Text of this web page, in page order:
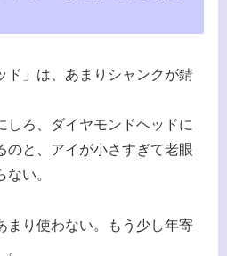
ド」は、あまりシャンクが錆
しろ、ダイヤモンドヘッドに
のと、アイが小さすぎて老眼
い。
まり使わない。もう少し年寄